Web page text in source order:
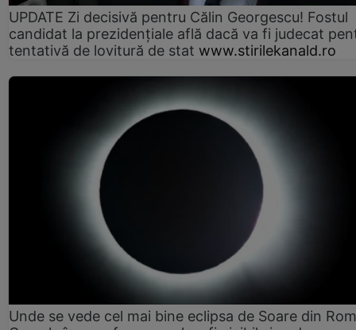
UPDATE Zi decisivă pentru Călin Georgescu! Fostul
candidat la prezidențiale află dacă va fi judecat
tentativă de lovitură de stat www.stirilekanald.ro
Unde se vede cel mai bine eclipsa de Soare din